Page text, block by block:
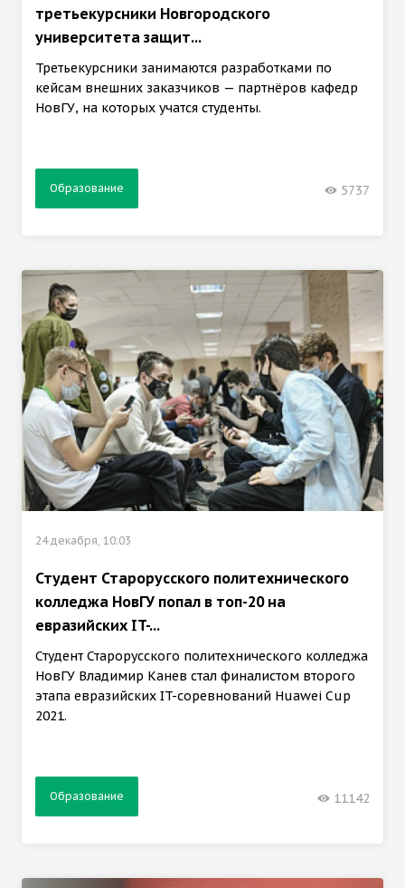
третьекурсники Новгородского
университета защит...
Третьекурсники занимаются разработками по
кейсам внешних заказчиков — партнёров кафедр
НовГУ, на которых учатся студенты.
Образование 5737
24 декабря, 10:03
Студент Старорусского политехнического
колледжа НовГУ попал в топ-20 на
евразийских IT-...
Студент Старорусского политехнического колледжа
НовГУ Владимир Канев стал финалистом второго
этапа евразийских IT-соревнований Huawei Cup
2021.
Образование 11142